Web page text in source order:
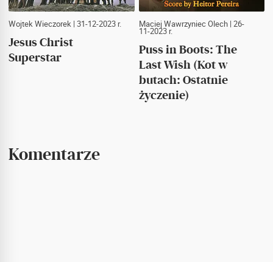
Wojtek Wieczorek | 31-12-2023 r.
Jesus Christ
Superstar
Maciej Wawrzyniec Olech| 26-
11-2023 r.
Puss in Boots: The
Last Wish (Kot w
butach: Ostatnie
życzenie)
Komentarze